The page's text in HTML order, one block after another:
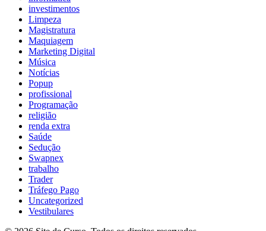
investimentos
Limpeza
Magistratura
Maquiagem
Marketing Digital
Música
Notícias
Popup
profissional
Programação
religião
renda extra
Saúde
Sedução
Swapnex
trabalho
Trader
Tráfego Pago
Uncategorized
Vestibulares